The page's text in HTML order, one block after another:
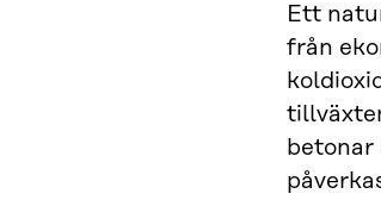
Ett
från